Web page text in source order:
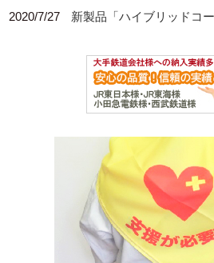
2020/7/27 新製品「ハイブリッドコ